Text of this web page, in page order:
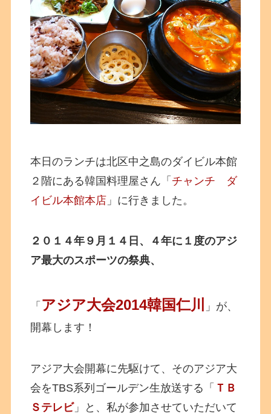
本日のランチは北区中之島のダイビル本館
２階にある韓国料理屋さん「 チャンチ ダ
イビル本館本店 」に行きました。
２０１４年９月１４日、４年に１度のアジ
ア最大のスポーツの祭典、
「 アジア大会2014韓国仁川
」が、
開幕します！
アジア大会開幕に先駆けて、そのアジア大
会をTBS系列ゴールデン生放送する「 ＴＢ
Ｓテレビ」と、私が参加させていただいて